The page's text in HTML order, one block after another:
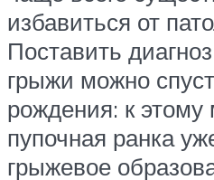
избавиться от
Поставить
грыжи можно
рождения: к этому
пупочная ранка
грыжевое